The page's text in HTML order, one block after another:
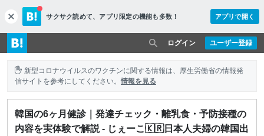
c
l
o
s
e
サクサク読めて、 アプリ限定の機能も多数！ アプリで開く
ユーザー登録
ログイン
新型コロナウイルスのワクチンに関する情報は、厚生労働省の情報発
信サイトを参考にしてください。情報を見る
韓国の6ヶ月健診｜発達チェック・離乳食・予防接種の
内容を実体験で解説 - じぇーこ🇰🇷日本人夫婦の韓国出